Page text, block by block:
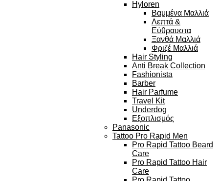
Hyloren
Βαμμένα Μαλλιά
Λεπτά &
Εύθραυστα
Ξανθά Μαλλιά
Φριζέ Μαλλιά
Hair Styling
Anti Break Collection
Fashionista
Barber
Hair Parfume
Travel Kit
Underdog
Εξοπλισμός
Panasonic
Tattoo Pro Rapid Men
Pro Rapid Tattoo Beard
Care
Pro Rapid Tattoo Hair
Care